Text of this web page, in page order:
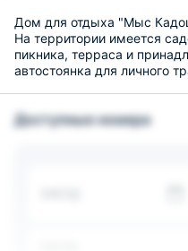
Дом для отдыха "Мыс
На территории имеется
пикника, терраса и
автостоянка для личного
или рыбной ловлей,
Доступные номера